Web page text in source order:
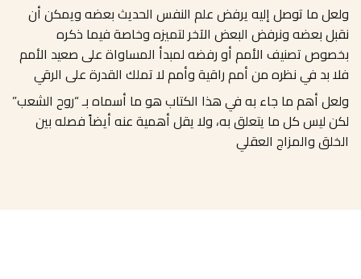
ولعل ما توصل إليه يرفض علم النفس الحديث بعضه ويمكن أن
نقبل بعضه ونرفض البعض الآخر لتميزه وخاصة فيما ذكره
بخصوص تصنيف الأمم أو رفضه لمبدأ المساواة على صعيد الأمم
فلا بد في نظره من أمم راقية وأمم لا تملك القدرة على الرقي
ولعل أهم ما جاء به في هذا الكتاب هو ما أسماه بـ “روح الشعب”
لكن ليس كل ما يتعلق به، ولا يقل أهمية عنه أيضاً فصله بين
الخلق والمزاج العقلي